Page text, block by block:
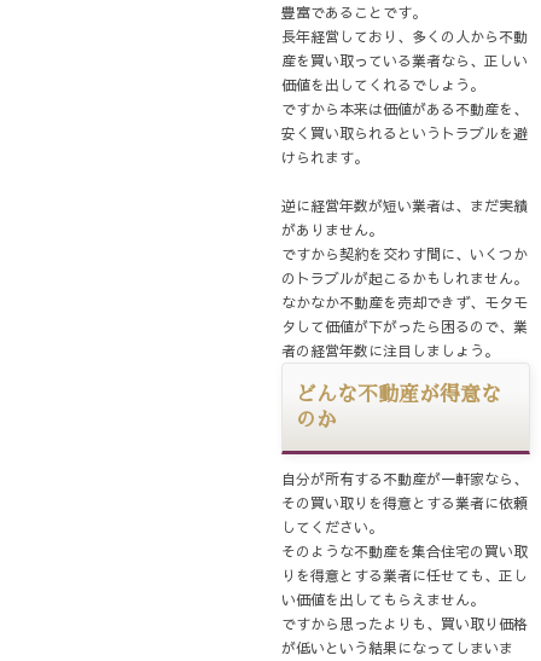
豊富であることです。
長年経営しており、多くの人から不動
産を買い取っている業者なら、正しい
価値を出してくれるでしょう。
ですから本来は価値がある不動産を、
安く買い取られるというトラブルを避
けられます。
逆に経営年数が短い業者は、まだ実績
がありません。
ですから契約を交わす間に、いくつか
のトラブルが起こるかもしれません。
なかなか不動産を売却できず、モタモ
タして価値が下がったら困るので、業
者の経営年数に注目しましょう。
どんな不動産が得意な
のか
自分が所有する不動産が一軒家なら、
その買い取りを得意とする業者に依頼
してください。
そのような不動産を集合住宅の買い取
りを得意とする業者に任せても、正し
い価値を出してもらえません。
ですから思ったよりも、買い取り価格
が低いという結果になってしまいま